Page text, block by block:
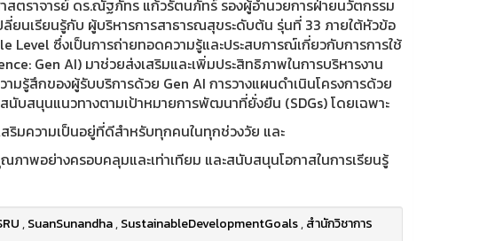
สตราจารย์ ดร.ณัฐภัทร แก้วรัตนภัทร์ รองผู้อำนวยการฝ่ายนวัตกรรม
ยนเรียนรู้กับ ผู้บริหารการสาธารณสุขระดับต้น รุ่นที่ 33 ภายใต้หัวข้อ
ซึ่งเป็นการถ่ายทอดความรู้และประสบการณ์เกี่ยวกับการการใช้
Gen AI) มาช่วยส่งเสริมและเพิ่มประสิทธิภาพในการบริหารงาน
มรู้สึกของผู้รับบริการด้วย Gen AI การวางแผนดำเนินโครงการด้วย
นับสนุนแนวทางตามเป้าหมายการพัฒนาที่ยั่งยืน (SDGs) โดยเฉพาะ
ริมความเป็นอยู่ที่ดีสำหรับทุกคนในทุกช่วงวัย และ
าพอย่างครอบคลุมและเท่าเทียม และสนับสนุนโอกาสในการเรียนรู้
,SuanSunandha,SustainableDevelopmentGoals,สำนักวิชาการ